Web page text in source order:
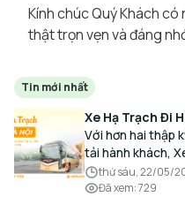
Kính chúc Quý Khách
thật trọn vẹn và đáng
Tin mới nhất
Xe Hạ Trạch Đi
Tận Nơi Cùng
Với hơn hai thập
tải hành khách,
cho Quý Khách
thoải mái và đúng
thứ sáu, 22/05/
Đã xem:729